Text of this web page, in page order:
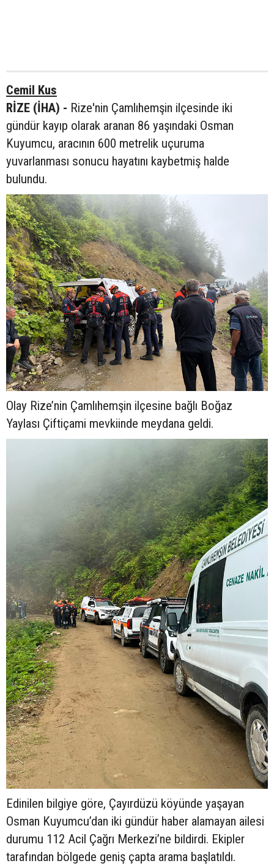
Cemil Kus
RİZE (İHA) - Rize'nin Çamlıhemşin ilçesinde iki
gündür kayıp olarak aranan 86 yaşındaki Osman
Kuyumcu, aracının 600 metrelik uçuruma
yuvarlanması sonucu hayatını kaybetmiş halde
bulundu.
Olay Rize’nin Çamlıhemşin ilçesine bağlı Boğaz
Yaylası Çiftiçami mevkiinde meydana geldi.
Edinilen bilgiye göre, Çayırdüzü köyünde yaşayan
Osman Kuyumcu’dan iki gündür haber alamayan ailesi
durumu 112 Acil Çağrı Merkezi’ne bildirdi. Ekipler
tarafından bölgede geniş çapta arama başlatıldı.